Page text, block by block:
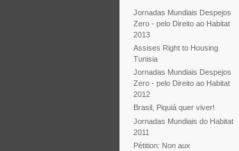
Jornadas Mundiais Despejos
Zero - pelo Direito ao Habitat
2013
Assises Right to Housing
Tunisia
Jornadas Mundiais Despejos
Zero - pelo Direito ao Habitat
2012
Brasil, Piquiá quer viver!
Jornadas Mundiais do Habitat
2011
Pétition: Non aux